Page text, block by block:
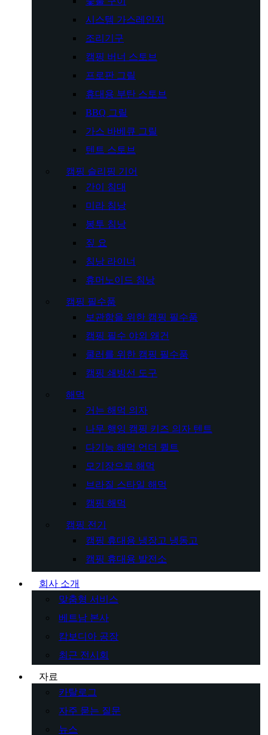
시스템 가스레인지
조리기구
캠핑 버너 스토브
프로판 그릴
휴대용 부탄 스토브
BBQ 그릴
가스 바베큐 그릴
텐트 스토브
캠핑 슬리핑 기어
간이 침대
미라 침낭
봉투 침낭
짚 요
침낭 라이너
휴머노이드 침낭
캠핑 필수품
보관함을 위한 캠핑 필수품
캠핑 필수 야외 왜건
쿨러를 위한 캠핑 필수품
캠핑 쇄빙선 도구
해먹
거는 해먹 의자
나무 행잉 캠핑 키즈 의자 텐트
다기능 해먹 언더 퀼트
모기장으로 해먹
브라질 스타일 해먹
캠핑 해먹
캠핑 전기
캠핑 휴대용 냉장고 냉동고
캠핑 휴대용 발전소
회사 소개
맞춤형 서비스
베트남 본사
캄보디아 공장
최근 전시회
자료
카탈로그
자주 묻는 질문
뉴스